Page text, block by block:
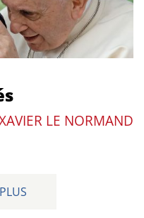
LE NORMAND